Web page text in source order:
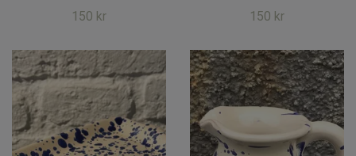
150 kr 150 kr